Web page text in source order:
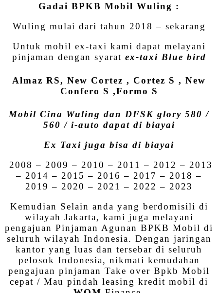
Gadai BPKB Mobil Wuling :
Wuling mulai dari tahun 2018 – sekarang
Untuk mobil ex-taxi kami dapat melayani
pinjaman dengan syarat ex-taxi Blue bird
Almaz RS, New Cortez , Cortez S , New
Confero S ,Formo S
Mobil Cina Wuling dan DFSK glory 580 /
560 / i-auto dapat di biayai
Ex Taxi juga bisa di biayai
2008 – 2009 – 2010 – 2011 – 2012 – 2013
– 2014 – 2015 – 2016 – 2017 – 2018 –
2019 – 2020 – 2021 – 2022 – 2023
Kemudian Selain anda yang berdomisili di
wilayah Jakarta, kami juga melayani
pengajuan Pinjaman Agunan BPKB Mobil di
seluruh wilayah Indonesia. Dengan jaringan
kantor yang luas dan tersebar di seluruh
pelosok Indonesia, nikmati kemudahan
pengajuan pinjaman Take over Bpkb Mobil
cepat / Mau pindah leasing kredit mobil di